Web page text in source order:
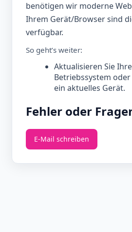
benötigen wir moderne
Ihrem Gerät/Browser sind
verfügbar.
So geht’s weiter:
Aktualisieren Sie
Betriebssystem
ein aktuelles Gerät.
Fehler oder
E‑Mail schreiben